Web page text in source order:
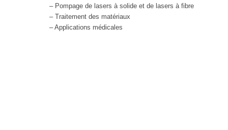
– Pompage de lasers à solide et de lasers à fibre
– Traitement des matériaux
– Applications médicales